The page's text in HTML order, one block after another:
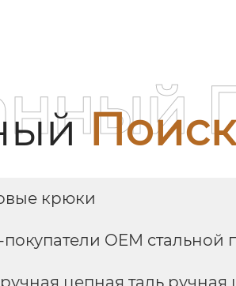
Поиск
крюки
OEM